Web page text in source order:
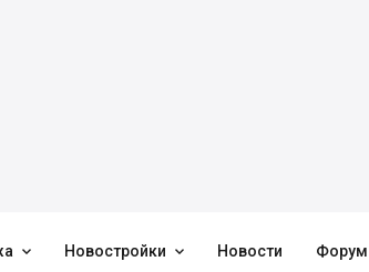
 Новостройки  Новости Форум